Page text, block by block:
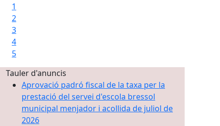
1
2
3
4
5
Tauler d'anuncis
Aprovació padró fiscal de la taxa per la
prestació del servei d'escola bressol
municipal menjador i acollida de juliol de
2026